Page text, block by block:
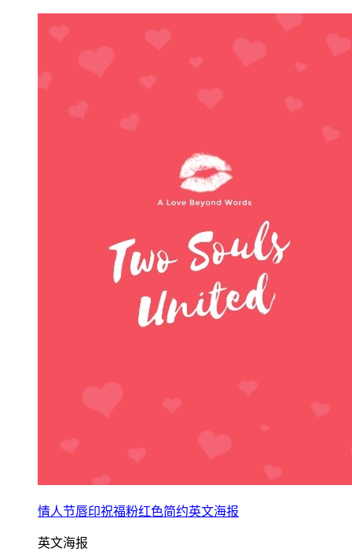
情人节唇印祝福粉红色简约英文海报
英文海报